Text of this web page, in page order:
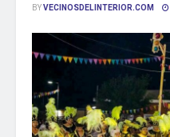
BYVECINOSDELINTERIOR.COM